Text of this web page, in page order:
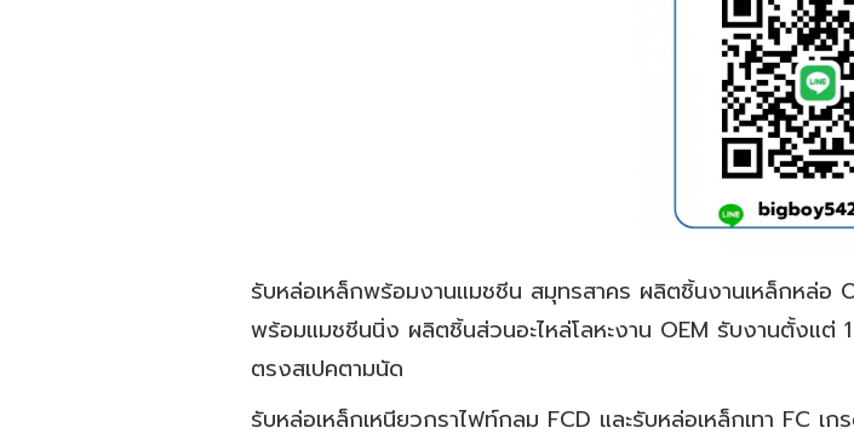
รับหล่อเหล็กพร้อมงานแมชชีน สมุทรสาคร ผลิตชิ้นงานเหล็กหล่อ
พร้อมแมชชีนนิ่ง ผลิตชิ้นส่วนอะไหล่โลหะงาน OEM รับงานตั้ง
ตรงสเปคตามนัด
รับหล่อเหล็กเหนียวกราไฟท์กลม FCD ‎และรับหล่อเหล็กเทา FC